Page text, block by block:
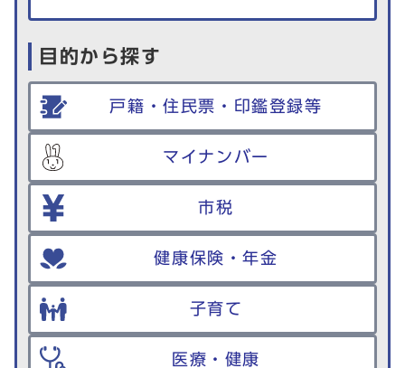
目的から探す
戸籍・住民票・印鑑登録等
マイナンバー
市税
健康保険・年金
子育て
医療・健康